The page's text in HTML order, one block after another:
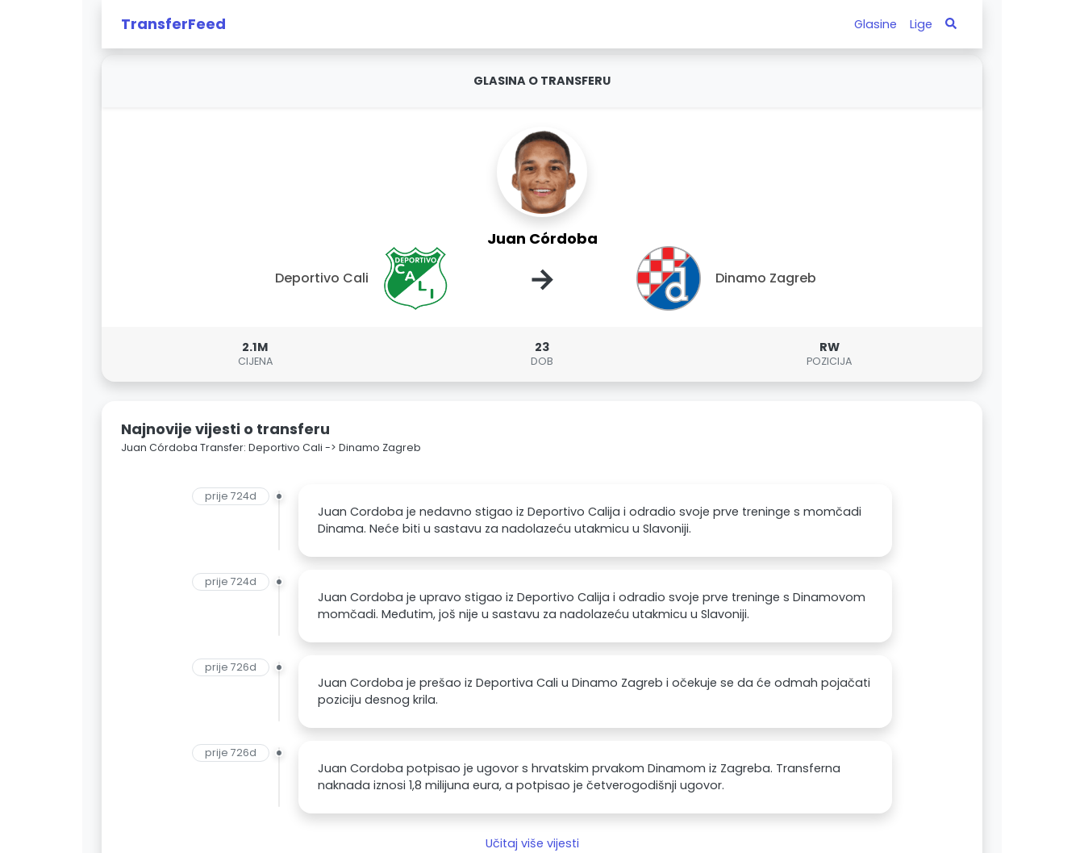
TransferFeed Glasine Lige
GLASINA O TRANSFERU
Juan Córdoba
Deportivo Cali → Dinamo Zagreb
2.1M
CIJENA
23
DOB
RW
POZICIJA
Najnovije vijesti o transferu
Juan Córdoba Transfer: Deportivo Cali -> Dinamo Zagreb
prije 724d
Juan Cordoba je nedavno stigao iz Deportivo Calija i odradio svoje prve treninge s momčadi
Dinama. Neće biti u sastavu za nadolazeću utakmicu u Slavoniji.
prije 724d
Juan Cordoba je upravo stigao iz Deportivo Calija i odradio svoje prve treninge s Dinamovom
momčadi. Međutim, još nije u sastavu za nadolazeću utakmicu u Slavoniji.
prije 726d
Juan Cordoba je prešao iz Deportiva Cali u Dinamo Zagreb i očekuje se da će odmah pojačati
poziciju desnog krila.
prije 726d
Juan Cordoba potpisao je ugovor s hrvatskim prvakom Dinamom iz Zagreba. Transferna
naknada iznosi 1,8 milijuna eura, a potpisao je četverogodišnji ugovor.
Učitaj više vijesti